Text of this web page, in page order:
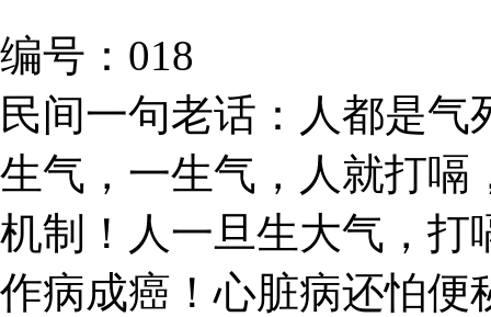
编号：018
民间一句老话：人都是
生气，一生气，人就打嗝
机制！人一旦生大气，打
作病成癌！心脏病还怕便